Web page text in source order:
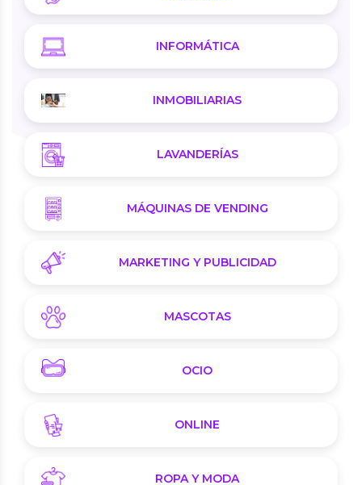
INFORMÁTICA
INMOBILIARIAS
LAVANDERÍAS
MÁQUINAS DE VENDING
MARKETING Y PUBLICIDAD
MASCOTAS
OCIO
ONLINE
ROPA Y MODA